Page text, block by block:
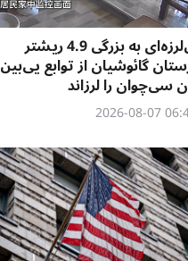
زمین‌لرزه‌ای به بزرگی 4.9 ریشتر
گائوشیان از توابع یی‌بین
سی‌چوان را لرزاند